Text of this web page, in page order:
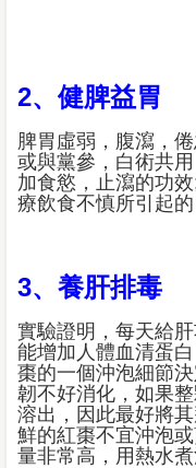
2、健脾益胃
脾胃虛弱，腹瀉，
或與黨參，白術共
加食慾，止瀉的功
療飲食不慎所引起
3、養肝排毒
實驗證明，每天給
能增加人體血清蛋
棗的一個沖泡細節
韌不好消化，如果
溶出，因此最好將
鮮的紅棗不宜沖泡
量非常高，用熱水煮